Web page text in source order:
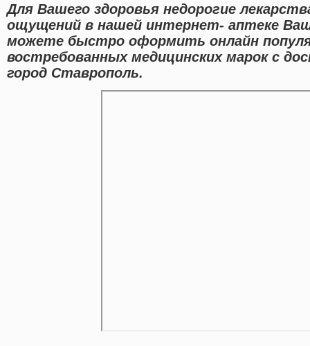
Для Вашего здоровья недорогие
ощущений в нашей интернет- аптеке
можете быстро оформить онлайн
востребованных медицинских марок с
город Ставрополь.